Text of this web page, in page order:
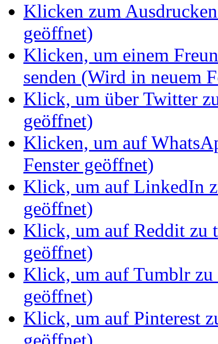
Klicken zum
geöffnet)
Klicken, um einem
senden (Wird in neuem
Klick, um über Twitter
geöffnet)
Klicken, um auf
Fenster geöffnet)
Klick, um auf LinkedIn
geöffnet)
Klick, um auf Reddit zu
geöffnet)
Klick, um auf Tumblr zu
geöffnet)
Klick, um auf Pinterest